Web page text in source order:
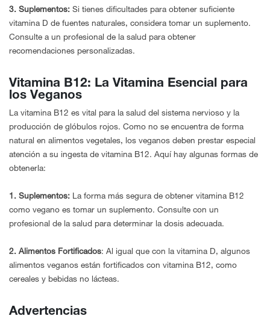
3. Suplementos: Si tienes dificultades para obtener suficiente
vitamina D de fuentes naturales, considera tomar un suplemento.
Consulte a un profesional de la salud para obtener
recomendaciones personalizadas.
Vitamina B12: La Vitamina Esencial para
los Veganos
La vitamina B12 es vital para la salud del sistema nervioso y la
producción de glóbulos rojos. Como no se encuentra de forma
natural en alimentos vegetales, los veganos deben prestar especial
atención a su ingesta de vitamina B12. Aquí hay algunas formas de
obtenerla:
1. Suplementos: La forma más segura de obtener vitamina B12
como vegano es tomar un suplemento. Consulte con un
profesional de la salud para determinar la dosis adecuada.
2. Alimentos Fortificados: Al igual que con la vitamina D, algunos
alimentos veganos están fortificados con vitamina B12, como
cereales y bebidas no lácteas.
Advertencias